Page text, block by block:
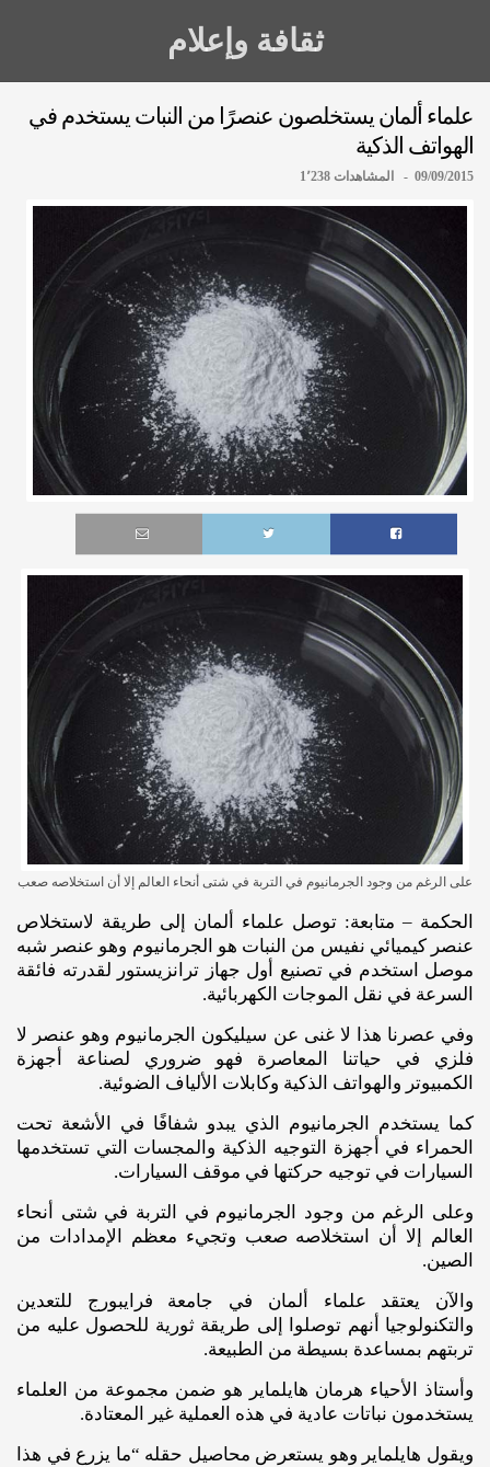
ثقافة وإعلام
علماء ألمان يستخلصون عنصرًا من النبات يستخدم في
الهواتف الذكية
09/09/2015 - المشاهدات 1٬238
على الرغم من وجود الجرمانيوم في التربة في شتى أنحاء العالم إلا أن استخلاصه صعب
الحكمة – متابعة: توصل علماء ألمان إلى طريقة لاستخلاص
عنصر كيميائي نفيس من النبات هو الجرمانيوم وهو عنصر شبه
موصل استخدم في تصنيع أول جهاز ترانزيستور لقدرته فائقة
السرعة في نقل الموجات الكهربائية.
وفي عصرنا هذا لا غنى عن سيليكون الجرمانيوم وهو عنصر لا
فلزي في حياتنا المعاصرة فهو ضروري لصناعة أجهزة
الكمبيوتر والهواتف الذكية وكابلات الألياف الضوئية.
كما يستخدم الجرمانيوم الذي يبدو شفافًا في الأشعة تحت
الحمراء في أجهزة التوجيه الذكية والمجسات التي تستخدمها
السيارات في توجيه حركتها في موقف السيارات.
وعلى الرغم من وجود الجرمانيوم في التربة في شتى أنحاء
العالم إلا أن استخلاصه صعب وتجيء معظم الإمدادات من
الصين.
والآن يعتقد علماء ألمان في جامعة فرايبورج للتعدين
والتكنولوجيا أنهم توصلوا إلى طريقة ثورية للحصول عليه من
تربتهم بمساعدة بسيطة من الطبيعة.
وأستاذ الأحياء هرمان هايلماير هو ضمن مجموعة من العلماء
يستخدمون نباتات عادية في هذه العملية غير المعتادة.
ويقول هايلماير وهو يستعرض محاصيل حقله “ما يزرع في هذا